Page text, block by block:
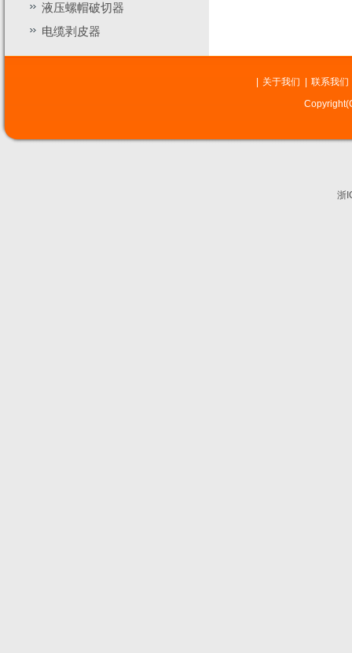
液压螺帽破切器
电缆剥皮器
关于我们 联系我们
浙